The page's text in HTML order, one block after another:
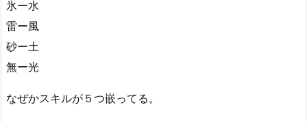
氷ー水
雷ー風
砂ー土
無ー光
なぜかスキルが５つ嵌ってる。